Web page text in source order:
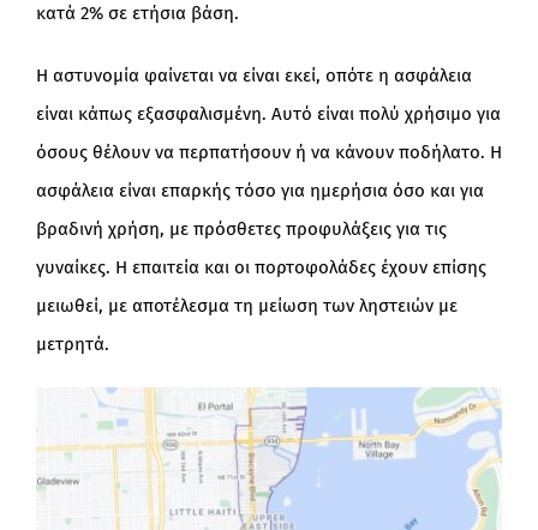
κατά 2% σε ετήσια βάση.
Η αστυνομία φαίνεται να είναι εκεί, οπότε η ασφάλεια
είναι κάπως εξασφαλισμένη. Αυτό είναι πολύ χρήσιμο για
όσους θέλουν να περπατήσουν ή να κάνουν ποδήλατο. Η
ασφάλεια είναι επαρκής τόσο για ημερήσια όσο και για
βραδινή χρήση, με πρόσθετες προφυλάξεις για τις
γυναίκες. Η επαιτεία και οι πορτοφολάδες έχουν επίσης
μειωθεί, με αποτέλεσμα τη μείωση των ληστειών με
μετρητά.